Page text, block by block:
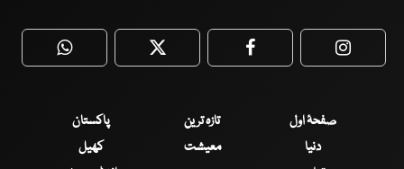
WhatsApp Twitter Facebook
صفحۂ اول تازہ ترین
پاکستان
دنیا
معیشت
کھیل